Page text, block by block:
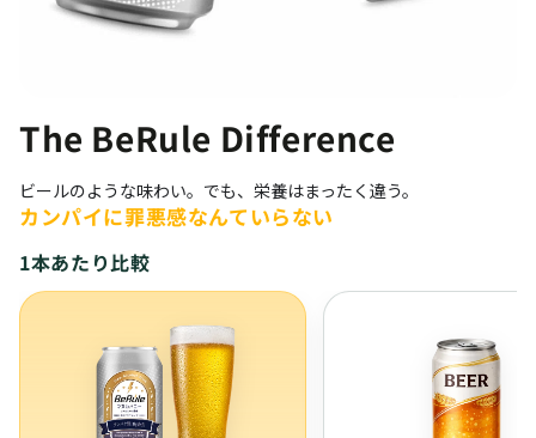
The BeRule Difference
ビールのような味わい。でも、栄養はまったく違う。
カンパイに罪悪感なんていらない
1本あたり比較